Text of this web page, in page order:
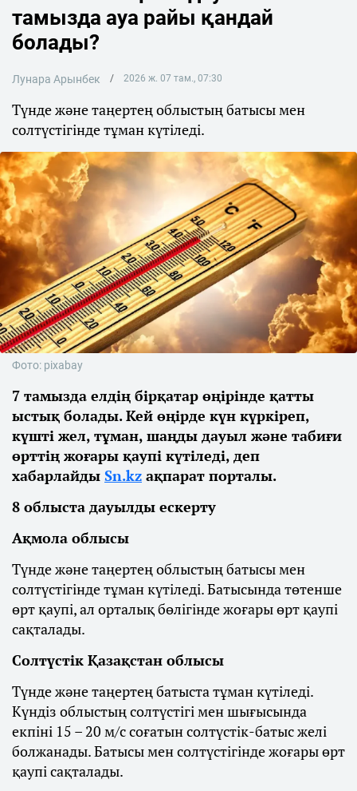
тамызда ауа райы қандай
болады?
Лунара Арынбек 2026 ж. 07 там., 07:30
Түнде және таңертең облыстың батысы мен
солтүстігінде тұман күтіледі.
Фото: pixabay
7 тамызда елдің бірқатар өңірінде қатты
ыстық болады. Кей өңірде күн күркіреп,
күшті жел, тұман, шаңды дауыл және табиғи
өрттің жоғары қаупі күтіледі, деп
хабарлайды Sn.kz ақпарат порталы.
8 облыста дауылды ескерту
Ақмола облысы
Түнде және таңертең облыстың батысы мен
солтүстігінде тұман күтіледі. Батысында төтенше
өрт қаупі, ал орталық бөлігінде жоғары өрт қаупі
сақталады.
Солтүстік Қазақстан облысы
Түнде және таңертең батыста тұман күтіледі.
Күндіз облыстың солтүстігі мен шығысында
екпіні 15 – 20 м/с соғатын солтүстік-батыс желі
болжанады. Батысы мен солтүстігінде жоғары өрт
қаупі сақталады.